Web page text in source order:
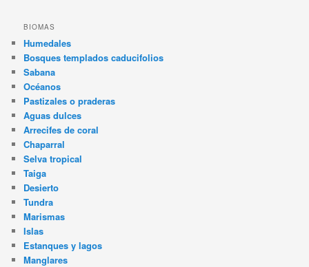
BIOMAS
Humedales
Bosques templados caducifolios
Sabana
Océanos
Pastizales o praderas
Aguas dulces
Arrecifes de coral
Chaparral
Selva tropical
Taiga
Desierto
Tundra
Marismas
Islas
Estanques y lagos
Manglares